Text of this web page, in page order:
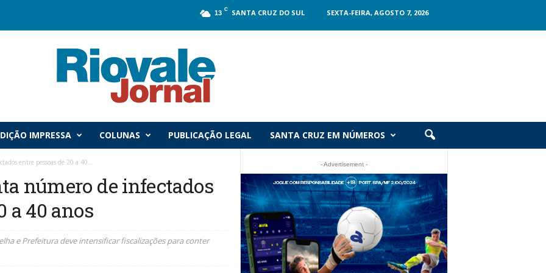
13 C SANTA CRUZ DO SUL SEXTA-FEIRA, AGOSTO 7, 2026
IMPRESSA COLUNAS PUBLICAÇÃO LEGAL SANTA CRUZ EM NÚMEROS
entre pessoas de 20 a 40...
número de infectados
a 40 anos
e Prefeitura deve intensificar fiscalizações para conter
- Advertisement -